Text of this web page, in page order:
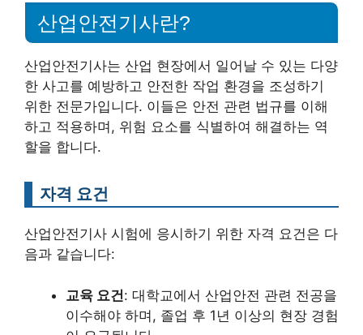
산업안전기사란?
산업안전기사는 산업 현장에서 일어날 수 있는 다양
한 사고를 예방하고 안전한 작업 환경을 조성하기
위한 전문가입니다. 이들은 안전 관련 법규를 이해
하고 적용하며, 위험 요소를 식별하여 해결하는 역
할을 합니다.
자격 요건
산업안전기사 시험에 응시하기 위한 자격 요건은 다
음과 같습니다:
교육 요건: 대학교에서 산업안전 관련 전공을
이수해야 하며, 졸업 후 1년 이상의 현장 경험